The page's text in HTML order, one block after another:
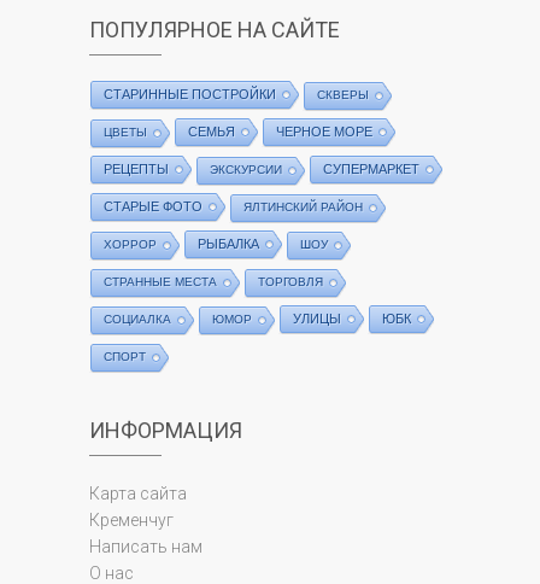
ПОПУЛЯРНОЕ НА САЙТЕ
СТАРИННЫЕ ПОСТРОЙКИ СКВЕРЫ
ЦВЕТЫ СЕМЬЯ ЧЕРНОЕ МОРЕ
РЕЦЕПТЫ ЭКСКУРСИИ СУПЕРМАРКЕТ
СТАРЫЕ ФОТО ЯЛТИНСКИЙ РАЙОН
ХОРРОР РЫБАЛКА ШОУ
СТРАННЫЕ МЕСТА ТОРГОВЛЯ
СОЦИАЛКА ЮМОР УЛИЦЫ ЮБК
СПОРТ
ИНФОРМАЦИЯ
Карта сайта
Кременчуг
Написать нам
О нас